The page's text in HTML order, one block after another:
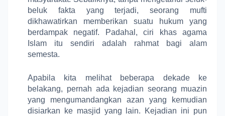
beluk fakta yang terjadi, seorang mufti
dikhawatirkan memberikan suatu hukum yang
berdampak negatif. Padahal, ciri khas agama
Islam itu sendiri adalah rahmat bagi alam
semesta.
Apabila kita melihat beberapa dekade ke
belakang, pernah ada kejadian seorang muazin
yang mengumandangkan azan yang kemudian
disiarkan ke masjid yang lain. Kejadian ini pun